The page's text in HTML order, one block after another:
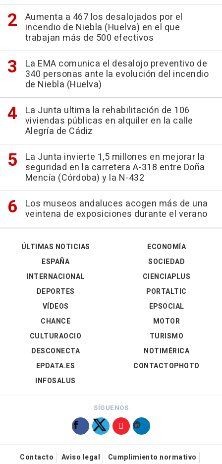
Aumenta a 467 los desalojados por el
incendio de Niebla (Huelva) en el que
trabajan más de 500 efectivos
La EMA comunica el desalojo preventivo de
340 personas ante la evolución del incendio
de Niebla (Huelva)
La Junta ultima la rehabilitación de 106
viviendas públicas en alquiler en la calle
Alegría de Cádiz
La Junta invierte 1,5 millones en mejorar la
seguridad en la carretera A-318 entre Doña
Mencía (Córdoba) y la N-432
Los museos andaluces acogen más de una
veintena de exposiciones durante el verano
ÚLTIMAS NOTICIAS
ESPAÑA
INTERNACIONAL
DEPORTES
VÍDEOS
ECONOMÍA
SOCIEDAD
CIENCIAPLUS
PORTALTIC
EPSOCIAL
CHANCE
CULTURAOCIO
DESCONECTA
EPDATA.ES
INFOSALUS
MOTOR
TURISMO
NOTIMÉRICA
CONTACTOPHOTO
SÍGUENOS
Contacto Aviso legal
Cumplimiento normativo